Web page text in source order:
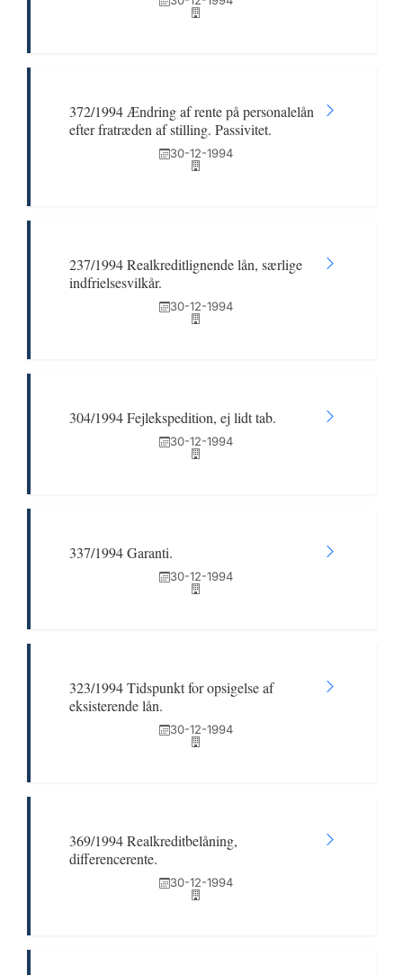
372/1994 Ændring af rente på personalelån
efter fratræden af stilling. Passivitet.
30-12-1994
237/1994 Realkreditlignende lån, særlige
indfrielsesvilkår.
30-12-1994
304/1994 Fejlekspedition, ej lidt tab.
30-12-1994
337/1994 Garanti.
30-12-1994
323/1994 Tidspunkt for opsigelse af
eksisterende lån.
30-12-1994
369/1994 Realkreditbelåning,
differencerente.
30-12-1994